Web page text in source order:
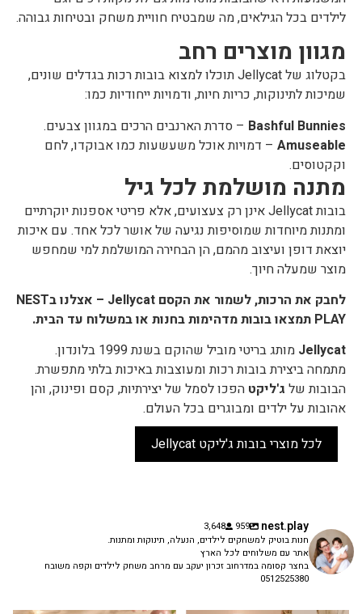
לילדים בכל הגילאים, מה שמבטיח חוויית משחק ובטיחות גבוהה.
מגוון מוצרים רחב
בקטלוג של Jellycat תוכלו למצוא בובות רכות בגדלים שונים,
שמיכות לתינוקות, כריות חיות, ודמויות ייחודיות כמו:
Bashful Bunnies – סדרת הארנבים הרכים במגוון צבעים.
Amuseable – דמויות אוכל משעשעות כמו אבוקדו, לחם
וקקטוסים.
מתנה מושלמת לכל גיל
בובות Jellycat אינן רק צעצועים, אלא פריטי אספנות יוקרתיים
ומתנות מיוחדות שמוסיפות נגיעה של אושר לכל אחד. עם איכות
יוצאת דופן ועיצוב מהמם, הן הבחירה המושלמת למי שמחפש
מוצר שמעלה חיוך.
לחבק את הרכות, לשמור את הקסם Jellycat – אצלנו בNEST
PLAY תמצאו בובות מדהימות בחנות או במשלוח עד הבית.
Jellycat
מותג בריטי מוביל שהוקם בשנת 1999 בלונדון.
מתמחה ביצירת בובות רכות ומעוצבות באיכות בלתי מתפשרת.
הבובות של ג'ליקט הפכו לסמל של יצירתיות, קסם ופינוק, והן
אהובות על ילדים ומבוגרים בכל העולם.
לכל מוצרי בובות ג'ליקט Jellycat
nest.play
959
3,648
חנות בוטיק למשחקים לילדים, הנעלה, תינוקות ומתנות.
אתר עם משלוחים לכל הארץ
בחצר קסומה במדרחוב זכרון יעקב עם מרחב משחק לילדים וקפה משובח
0512525380